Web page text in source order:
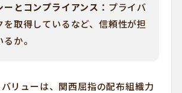
ーとコンプライアンス： プライバ
を取得しているなど、信頼性が担
か。
リューは、関西屈指の配布組織力